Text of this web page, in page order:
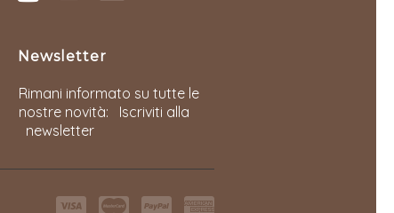
YOUTUBE
FACEBOOK
Newsletter
Rimani informato su tutte le
nostre novità:
Iscriviti alla
newsletter
Visa MasterCard
PayPalAmerican